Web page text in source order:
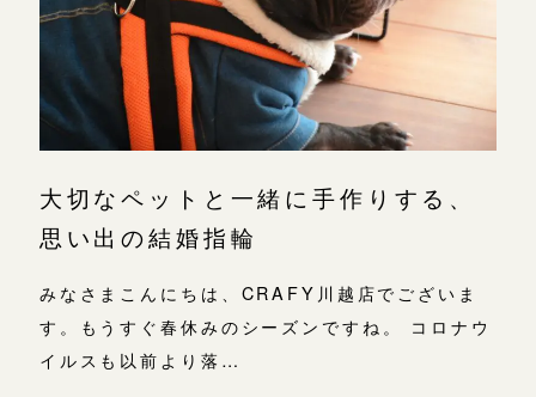
大切なペットと一緒に手作りする、
思い出の結婚指輪
みなさまこんにちは、CRAFY川越店でございま
す。もうすぐ春休みのシーズンですね。 コロナウ
イルスも以前より落…